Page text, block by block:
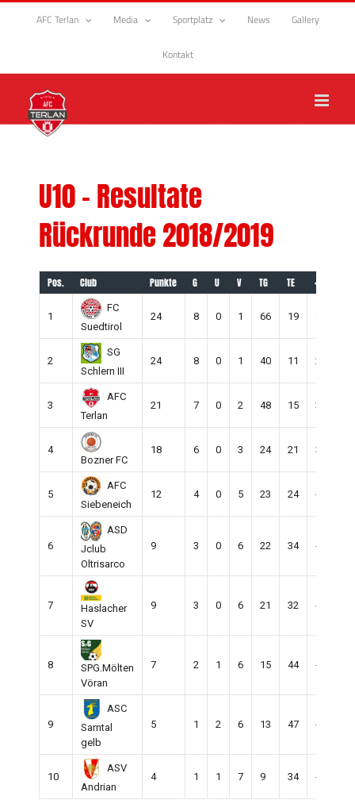
Zum
AFC Terlan Media Sportplatz News Gallery
Kontakt
U10 – Resultate
Rückrunde 2018/2019
Pos. Club Punkte G U V TG TE +/-
1
FC
Suedtirol
24 8 0 1 66 19 47
2
SG
Schlern III
24 8 0 1 40 11 29
3
AFC
Terlan
21 7 0 2 48 15 33
4
Bozner FC
18 6 0 3 24 21 3
5
AFC
Siebeneich
12 4 0 5 23 24 -1
6
ASD
Jclub
Oltrisarco
9 3 0 6 22 34 -12
7
Haslacher
SV
9 3 0 6 21 32 -11
8
SPG.Mölten
Vöran
7 2 1 6 15 44 -29
9
ASC
Sarntal
gelb
5 1 2 6 13 47 -34
10
ASV
Andrian
4 1 1 7 9 34 -25